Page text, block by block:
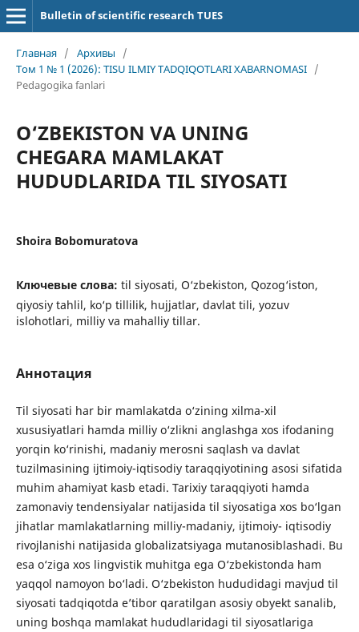
Bulletin of scientific research TUES
Главная / Архивы
/
Том 1 № 1 (2026): TISU ILMIY TADQIQOTLARI XABARNOMASI /
Pedagogika fanlari
O‘ZBEKISTON VA UNING
CHEGARA MAMLAKAT
HUDUDLARIDA TIL SIYOSATI
Shoira Bobomuratova
Ключевые слова: til siyosati, O‘zbekiston, Qozog‘iston,
qiyosiy tahlil, ko‘p tillilik, hujjatlar, davlat tili, yozuv
islohotlari, milliy va mahalliy tillar.
Аннотация
Til siyosati har bir mamlakatda o‘zining xilma-xil
xususiyatlari hamda milliy o‘zlikni anglashga xos ifodaning
yorqin ko‘rinishi, madaniy merosni saqlash va davlat
tuzilmasining ijtimoiy-iqtisodiy taraqqiyotining asosi sifatida
muhim ahamiyat kasb etadi. Tarixiy taraqqiyoti hamda
zamonaviy tendensiyalar natijasida til siyosatiga xos bo‘lgan
jihatlar mamlakatlarning milliy-madaniy, ijtimoiy- iqtisodiy
rivojlanishi natijasida globalizatsiyaga mutanosiblashadi. Bu
esa o‘ziga xos lingvistik muhitga ega O‘zbekistonda ham
yaqqol namoyon bo‘ladi. O‘zbekiston hududidagi mavjud til
siyosati tadqiqotda e’tibor qaratilgan asosiy obyekt sanalib,
uning boshqa mamlakat hududlaridagi til siyosatlariga